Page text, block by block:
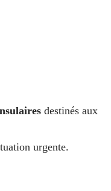
destinés aux
urgente.